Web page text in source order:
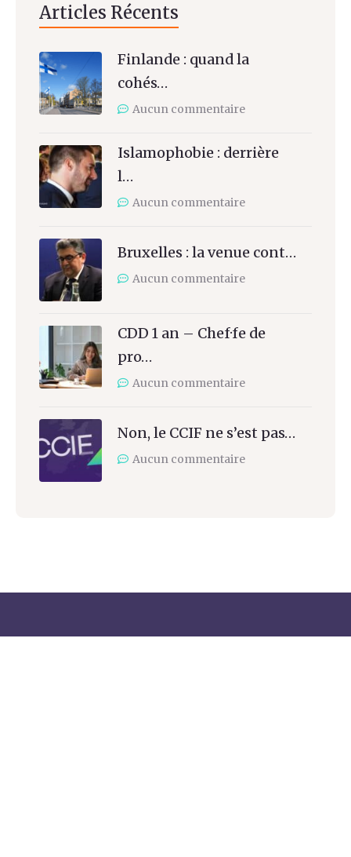
Articles Récents
Finlande : quand la
cohés…
Aucun commentaire
Islamophobie : derrière
l…
Aucun commentaire
Bruxelles : la venue cont…
Aucun commentaire
CDD 1 an – Chef·fe de
pro…
Aucun commentaire
Non, le CCIF ne s’est pas…
Aucun commentaire